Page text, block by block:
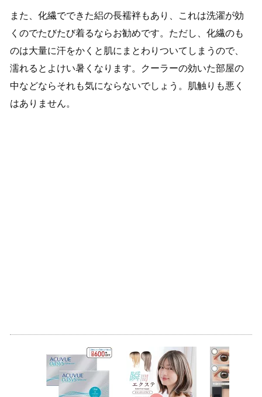
また、化繊でできた絽の長襦袢もあり、これは洗濯が効
くのでたびたび着るならお勧めです。ただし、化繊のも
のは大量に汗をかくと肌にまとわりついてしまうので、
濡れるとよけい暑くなります。クーラーの効いた部屋の
中などならそれも気にならないでしょう。肌触りも悪く
はありません。